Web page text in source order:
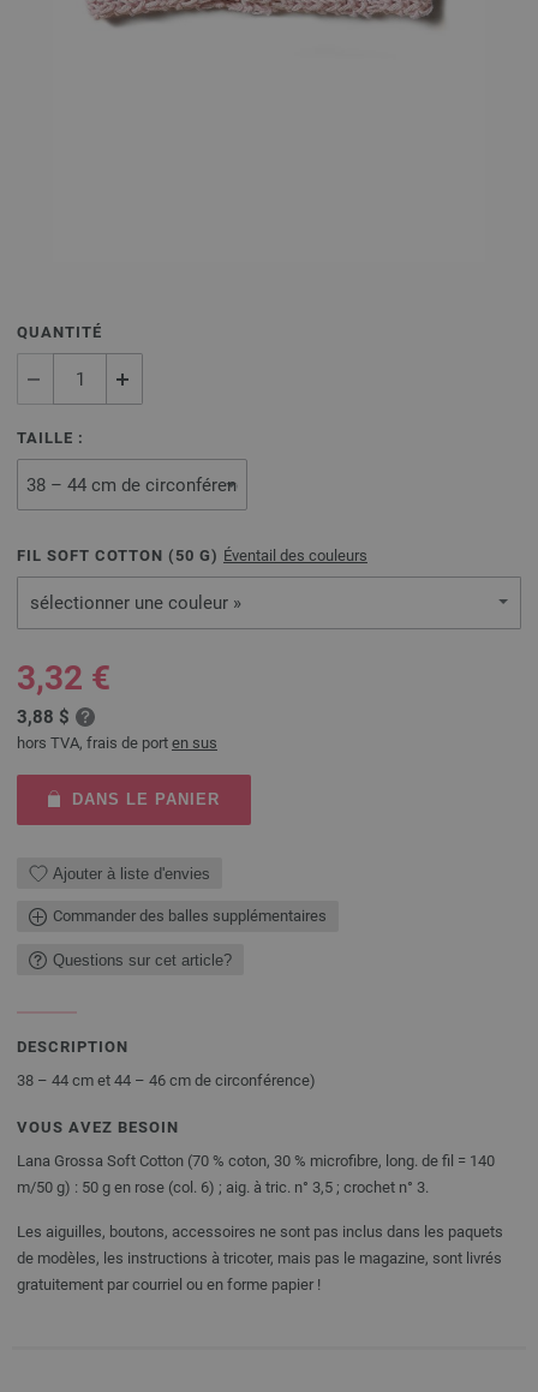
QUANTITÉ
TAILLE :
FIL SOFT COTTON ( 50 G) Éventail des couleurs
sélectionner une couleur »
3,32 €
3,88 $
hors TVA, frais de port en sus
DANS LE PANIER
Ajouter à liste d'envies
Commander des balles supplémentaires
Questions sur cet article?
DESCRIPTION
38 – 44 cm et 44 – 46 cm de circonférence)
VOUS AVEZ BESOIN
Lana Grossa Soft Cotton (70 % coton, 30 % microfibre, long. de fil = 140
m/50 g) : 50 g en rose (col. 6) ; aig. à tric. n° 3,5 ; crochet n° 3.
Les aiguilles, boutons, accessoires ne sont pas inclus dans les paquets
de modèles, les instructions à tricoter, mais pas le magazine, sont livrés
gratuitement par courriel ou en forme papier !